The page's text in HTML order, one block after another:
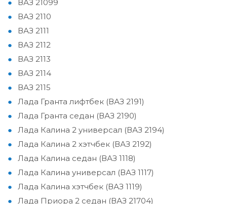
ВАЗ 21099
ВАЗ 2110
ВАЗ 2111
ВАЗ 2112
ВАЗ 2113
ВАЗ 2114
ВАЗ 2115
Лада Гранта лифтбек (ВАЗ 2191)
Лада Гранта седан (ВАЗ 2190)
Лада Калина 2 универсал (ВАЗ 2194)
Лада Калина 2 хэтчбек (ВАЗ 2192)
Лада Калина седан (ВАЗ 1118)
Лада Калина универсал (ВАЗ 1117)
Лада Калина хэтчбек (ВАЗ 1119)
Лада Приора 2 седан (ВАЗ 21704)